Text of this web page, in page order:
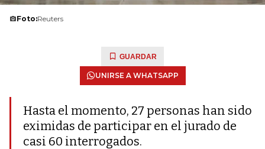
Foto:Reuters
GUARDAR
UNIRSE A WHATSAPP
Hasta el momento, 27 personas han sido
eximidas de participar en el jurado de
casi 60 interrogados.